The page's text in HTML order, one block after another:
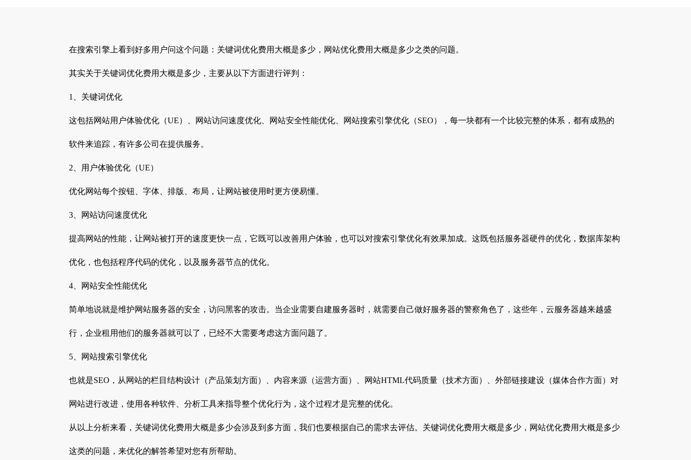
在搜索引擎上看到好多用户问这个问题：关键词优化费用大概是多少，网站优化费用大概是多少之类的问题。
其实关于关键词优化费用大概是多少，主要从以下方面进行评判：
1、关键词优化
这包括网站用户体验优化（UE）、网站访问速度优化、网站安全性能优化、网站搜索引擎优化（SEO），每一块都有一个比较完整的体系，都有成熟的
软件来追踪，有许多公司在提供服务。
2、用户体验优化（UE）
优化网站每个按钮、字体、排版、布局，让网站被使用时更方便易懂。
3、网站访问速度优化
提高网站的性能，让网站被打开的速度更快一点，它既可以改善用户体验，也可以对搜索引擎优化有效果加成。这既包括服务器硬件的优化，数据库架构
优化，也包括程序代码的优化，以及服务器节点的优化。
4、网站安全性能优化
简单地说就是维护网站服务器的安全，访问黑客的攻击。当企业需要自建服务器时，就需要自己做好服务器的警察角色了，这些年，云服务器越来越盛
行，企业租用他们的服务器就可以了，已经不大需要考虑这方面问题了。
5、网站搜索引擎优化
也就是SEO，从网站的栏目结构设计（产品策划方面）、内容来源（运营方面）、网站HTML代码质量（技术方面）、外部链接建设（媒体合作方面）对
网站进行改进，使用各种软件、分析工具来指导整个优化行为，这个过程才是完整的优化。
从以上分析来看，关键词优化费用大概是多少会涉及到多方面，我们也要根据自己的需求去评估。关键词优化费用大概是多少，网站优化费用大概是多少
这类的问题，来优化的解答希望对您有所帮助。